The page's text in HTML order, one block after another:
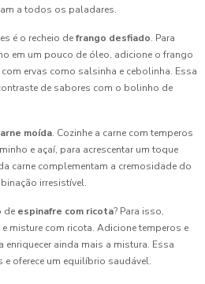
a todos os paladares.
é o recheio defrango desfiado. Para
em um pouco de óleo, adicione o frango
ervas como salsinha e cebolinha. Essa
de sabores com o bolinho de
moída. Cozinhe a carne com temperos
e açaí, para acrescentar um toque
carne complementam a cremosidade do
irresistível.
de espinafre com ricota? Para isso,
misture com ricota. Adicione temperos e
ainda mais a mistura. Essa
oferece um equilíbrio saudável.